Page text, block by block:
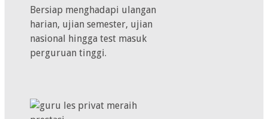
Bersiap menghadapi ulangan
harian, ujian semester, ujian
nasional hingga test masuk
perguruan tinggi.